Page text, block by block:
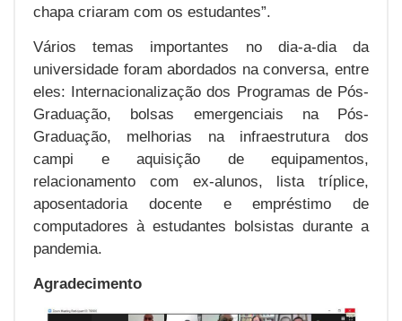
chapa criaram com os estudantes”.
Vários temas importantes no dia-a-dia da
universidade foram abordados na conversa, entre
eles: Internacionalização dos Programas de Pós-
Graduação, bolsas emergenciais na Pós-
Graduação, melhorias na infraestrutura dos
campi e aquisição de equipamentos,
relacionamento com ex-alunos, lista tríplice,
aposentadoria docente e empréstimo de
computadores à estudantes bolsistas durante a
pandemia.
Agradecimento